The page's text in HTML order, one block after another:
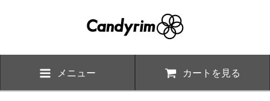
メニュー カートを見る